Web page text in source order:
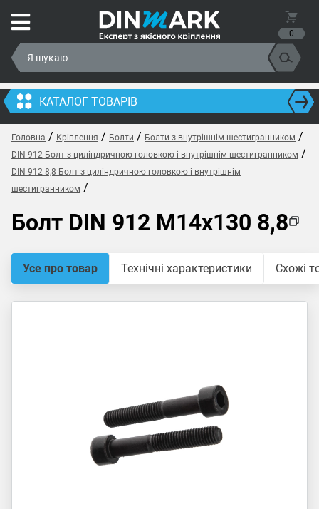
0
КАТАЛОГ ТОВАРІВ
Головна / Кріплення / Болти / Болти з внутрішнім шестигранником /
DIN 912 Болт з циліндричною головкою і внутрішнім шестигранником /
DIN 912 8,8 Болт з циліндричною головкою і внутрішнім
шестигранником /
Болт DIN 912 M14x130 8,8
Усе про товар Технічні характеристики Схожі